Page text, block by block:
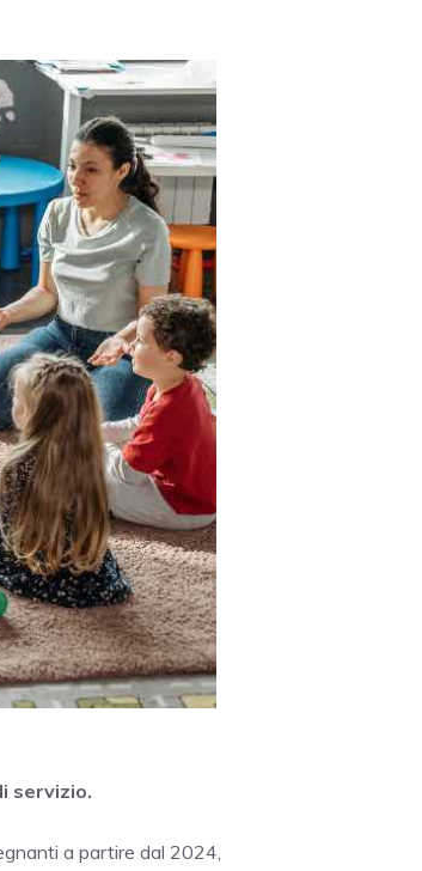
servizio.
a partire dal 2024,